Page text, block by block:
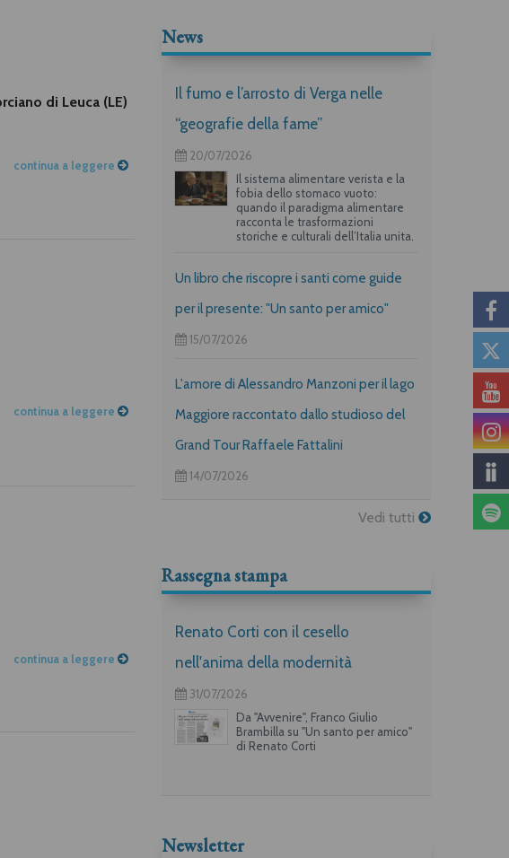
di Leuca (LE)
continua a leggere
continua a leggere
continua a leggere
News
Il fumo e l’arrosto di Verga nelle
“geografie della fame”
20/07/2026
Il sistema alimentare verista e la
fobia dello stomaco vuoto:
quando il paradigma alimentare
racconta le trasformazioni
storiche e culturali dell’Italia unita.
Un libro che riscopre i santi come guide
per il presente: "Un santo per amico"
15/07/2026
L'amore di Alessandro Manzoni per il lago
Maggiore raccontato dallo studioso del
Grand Tour Raffaele Fattalini
14/07/2026
Vedi tutti
Rassegna stampa
Renato Corti con il cesello
nell'anima della modernità
31/07/2026
Da "Avvenire", Franco Giulio
Brambilla su "Un santo per amico"
di Renato Corti
Newsletter